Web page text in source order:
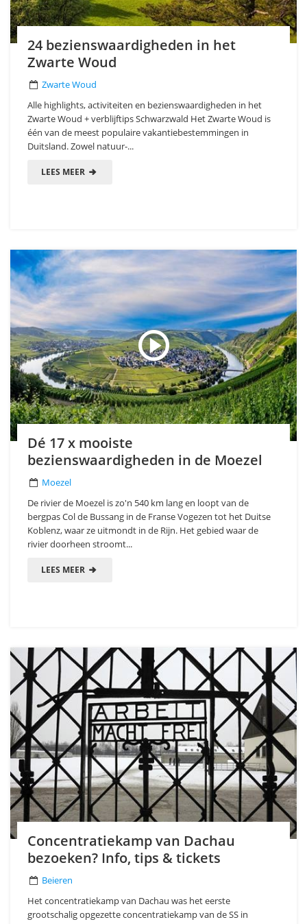
24 bezienswaardigheden in het
Zwarte Woud
Zwarte Woud
Alle highlights, activiteiten en bezienswaardigheden in het
Zwarte Woud + verblijftips Schwarzwald Het Zwarte Woud is
één van de meest populaire vakantiebestemmingen in
Duitsland. Zowel natuur-...
LEES MEER
Dé 17 x mooiste
bezienswaardigheden in de Moezel
Moezel
De rivier de Moezel is zo'n 540 km lang en loopt van de
bergpas Col de Bussang in de Franse Vogezen tot het Duitse
Koblenz, waar ze uitmondt in de Rijn. Het gebied waar de
rivier doorheen stroomt...
LEES MEER
Concentratiekamp van Dachau
bezoeken? Info, tips & tickets
Beieren
Het concentratiekamp van Dachau was het eerste
grootschalig opgezette concentratiekamp van de SS in